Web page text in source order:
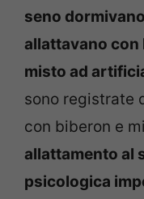
seno
allattavano
misto ad
sono registrate
con biberon e
allattamento al
psicologica